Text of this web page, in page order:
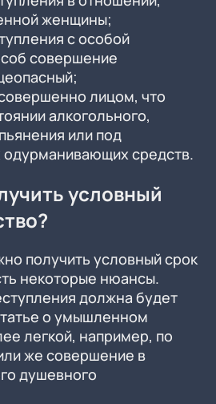
женщины;
с особой
совершение
лицом, что
алкогольного,
или под
одурманивающих средств.
условный
получить условный срок
некоторые нюансы.
должна будет
о умышленном
легкой, например, по
же совершение в
душевного